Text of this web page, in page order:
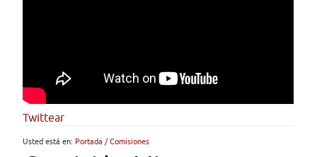
Twittear
Usted está en: Portada /Comisiones